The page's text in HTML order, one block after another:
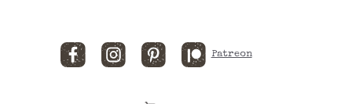
FacebookInstagramPinterestPatreon